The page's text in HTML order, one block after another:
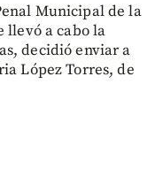
Municipal de la
llevó a cabo la
decidió enviar a
López Torres, de